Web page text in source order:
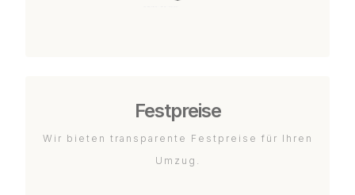
Festpreise
Wir bieten transparente Festpreise für Ihren
Umzug.